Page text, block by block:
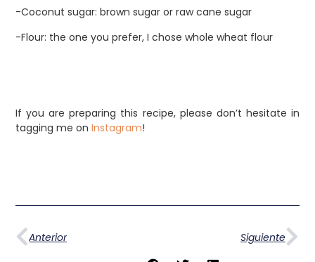
-Coconut sugar: brown sugar or raw cane sugar⁣
-Flour: the one you prefer, I chose whole wheat flour
If you are preparing this recipe, please don’t hesitate in
tagging me onInstagram!
Anterior Siguiente